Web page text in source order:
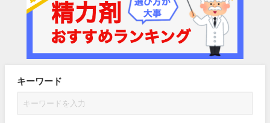
キーワード